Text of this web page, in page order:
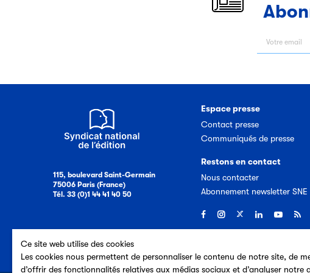
Ce site web utilise des cookies
Les cookies nous permettent de personnaliser le contenu de notre site, de
d’offrir des fonctionnalités relatives aux médias sociaux et d’analyser notre
115, boulevard Saint-Germain
75006 Paris (France)
Tél. 33 (0)1 44 41 40 50
Espace presse
Contact presse
Communiqués de presse
Restons en contact
Nous contacter
Abonnement newsletter SNE